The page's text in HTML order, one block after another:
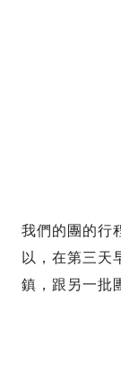
我們的團的行
以，在第三天
鎮，跟另一批